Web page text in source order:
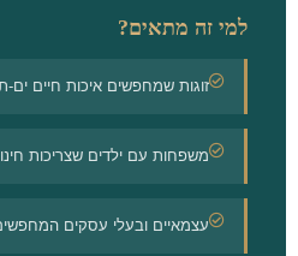
למי זה מתאים?
זוגות שמחפשים איכות חיים ים-
משפחות עם ילדים שצריכות
עצמאיים ובעלי עסקים